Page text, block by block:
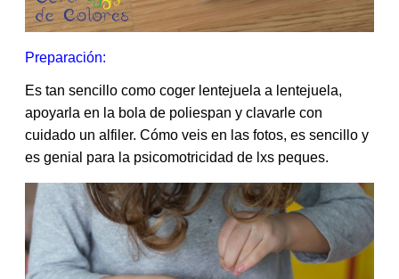
Preparación:
Es tan sencillo como coger lentejuela a lentejuela,
apoyarla en la bola de poliespan y clavarle con
cuidado un alfiler. Cómo veis en las fotos, es sencillo y
es genial para la psicomotricidad de lxs peques.